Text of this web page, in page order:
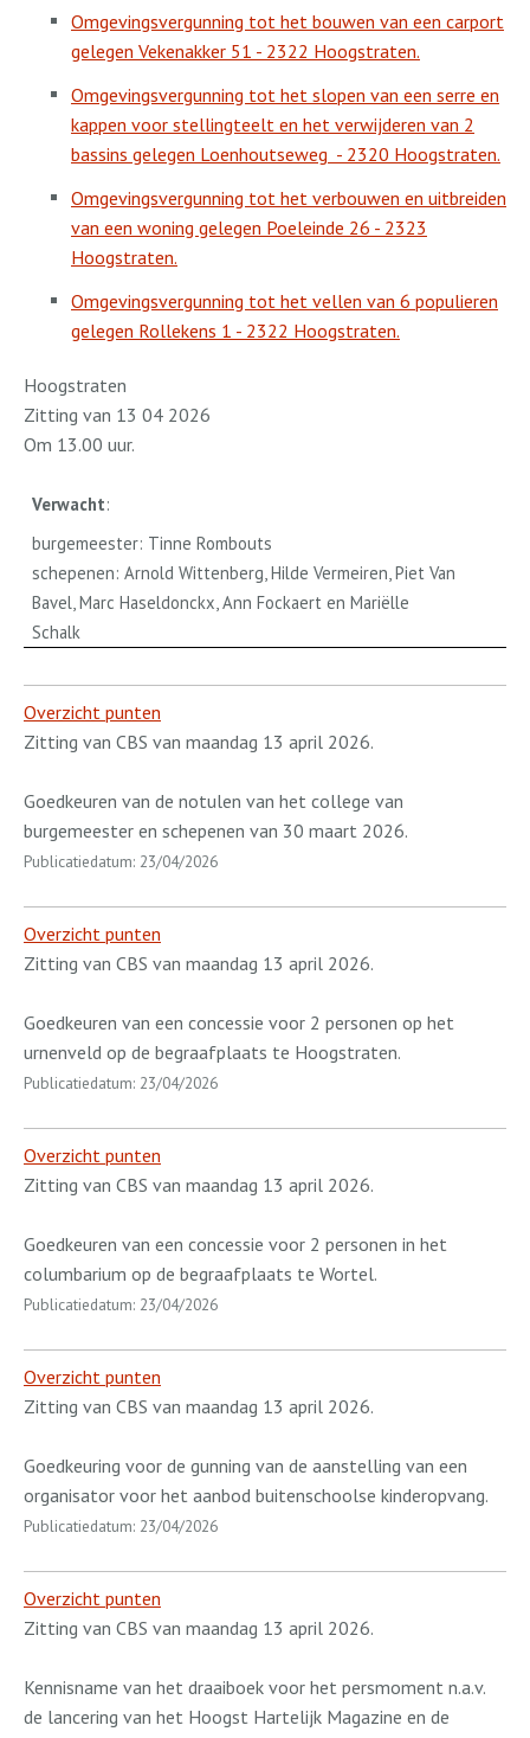
Omgevingsvergunning tot het bouwen van een carport
gelegen Vekenakker 51 - 2322 Hoogstraten.
Omgevingsvergunning tot het slopen van een serre en
kappen voor stellingteelt en het verwijderen van 2
bassins gelegen Loenhoutseweg - 2320 Hoogstraten.
Omgevingsvergunning tot het verbouwen en uitbreiden
van een woning gelegen Poeleinde 26 - 2323
Hoogstraten.
Omgevingsvergunning tot het vellen van 6 populieren
gelegen Rollekens 1 - 2322 Hoogstraten.
Hoogstraten
Zitting van 13 04 2026
Om 13.00 uur.
Verwacht:
burgemeester: Tinne Rombouts
schepenen: Arnold Wittenberg, Hilde Vermeiren, Piet Van
Bavel, Marc Haseldonckx, Ann Fockaert en Mariëlle
Schalk
Overzicht punten
Zitting van CBS van maandag 13 april 2026.
Goedkeuren van de notulen van het college van
burgemeester en schepenen van 30 maart 2026.
Publicatiedatum: 23/04/2026
Overzicht punten
Zitting van CBS van maandag 13 april 2026.
Goedkeuren van een concessie voor 2 personen op het
urnenveld op de begraafplaats te Hoogstraten.
Publicatiedatum: 23/04/2026
Overzicht punten
Zitting van CBS van maandag 13 april 2026.
Goedkeuren van een concessie voor 2 personen in het
columbarium op de begraafplaats te Wortel.
Publicatiedatum: 23/04/2026
Overzicht punten
Zitting van CBS van maandag 13 april 2026.
Goedkeuring voor de gunning van de aanstelling van een
organisator voor het aanbod buitenschoolse kinderopvang.
Publicatiedatum: 23/04/2026
Overzicht punten
Zitting van CBS van maandag 13 april 2026.
Kennisname van het draaiboek voor het persmoment n.a.v.
de lancering van het Hoogst Hartelijk Magazine en de